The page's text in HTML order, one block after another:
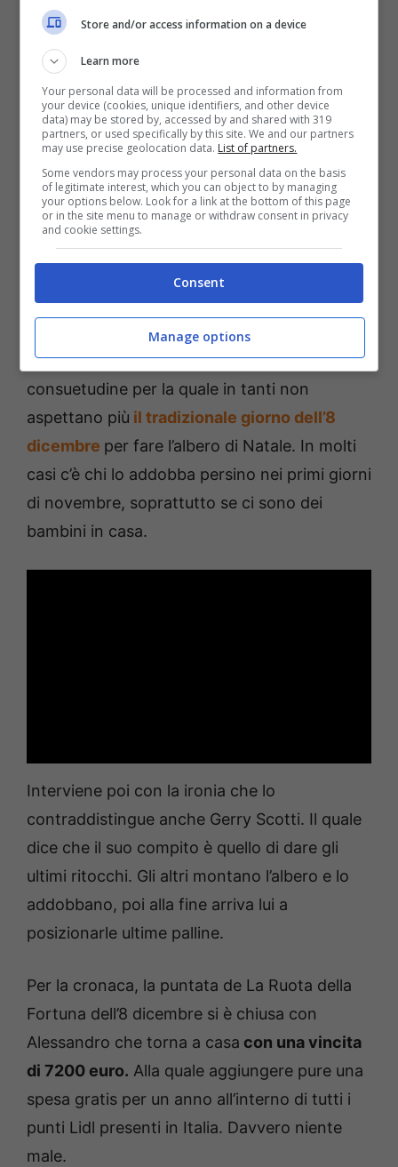
presepe.
Le statuette utilizzate le faceva a mano con la
sua nonna e con gli altri parenti. Poi
crescendo, la ragazza ha sviluppato una
maggiore propensione per l’albero di Natale.
Che lei ama addobbare comunque all’insegna
di una sobria eleganza.
Ora le piace di più l’albero
“A casa ho fatto un albero più semplice, con
le luci ed un fiocco sulla sommità”. Lei si
dimostra accodata alla ormai diffusa
consuetudine per la quale in tanti non
aspettano più il tradizionale giorno dell’8
dicembre per fare l’albero di Natale. In molti
casi c’è chi lo addobba persino nei primi giorni
di novembre, soprattutto se ci sono dei
bambini in casa.
Interviene poi con la ironia che lo
contraddistingue anche Gerry Scotti. Il quale
dice che il suo compito è quello di dare gli
ultimi ritocchi. Gli altri montano l’albero e lo
addobbano, poi alla fine arriva lui a
posizionarle ultime palline.
Per la cronaca, la puntata de La Ruota della
Fortuna dell’8 dicembre si è chiusa con
Alessandro che torna a casa con una vincita
di 7200 euro. Alla quale aggiungere pure una
spesa gratis per un anno all’interno di tutti i
punti Lidl presenti in Italia. Davvero niente
male.
Store and/or access information on a device
Learn more
Your personal data will be processed and information from
your device (cookies, unique identifiers, and other device
data) may be stored by, accessed by and shared with 319
partners, or used specifically by this site. We and our partners
may use precise geolocation data. List of partners.
Some vendors may process your personal data on the basis
of legitimate interest, which you can object to by managing
your options below. Look for a link at the bottom of this page
or in the site menu to manage or withdraw consent in privacy
and cookie settings.
Consent
Manage options